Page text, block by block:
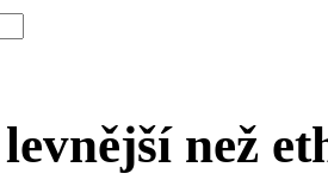
než